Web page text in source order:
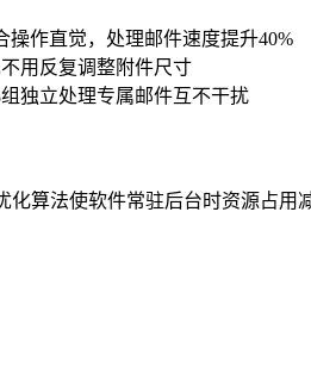
作直觉，处理邮件速度提升40%
用反复调整附件尺寸
独立处理专属邮件互不干扰
算法使软件常驻后台时资源占用